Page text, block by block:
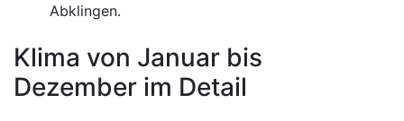
Abklingen.
Klima von Januar bis
Dezember im Detail